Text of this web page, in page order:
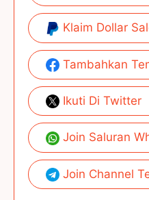
Klaim Dollar
Tambahkan
Ikuti Di Twitter
Join Saluran
Join Channel